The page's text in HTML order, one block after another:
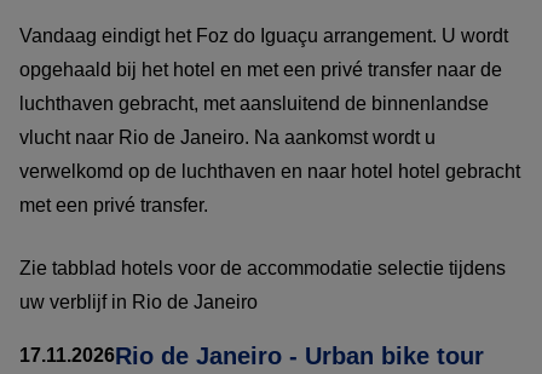
Vandaag eindigt het Foz do Iguaçu arrangement. U wordt
opgehaald bij het hotel en met een privé transfer naar de
luchthaven gebracht, met aansluitend de binnenlandse
vlucht naar Rio de Janeiro. Na aankomst wordt u
verwelkomd op de luchthaven en naar hotel hotel gebracht
met een privé transfer.
Zie tabblad hotels voor de accommodatie selectie tijdens
uw verblijf in Rio de Janeiro
17.11.2026Rio de Janeiro - Urban bike tour